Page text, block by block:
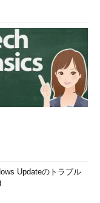
Updateのトラブル